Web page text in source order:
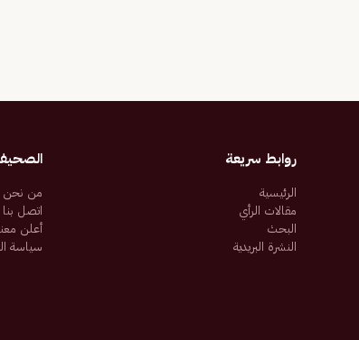
روابط سريعة
الرئيسية
مقالات الرأي
البحث
النشرة البريدية
من نحن
اتصل بنا
أعلن
سياسة